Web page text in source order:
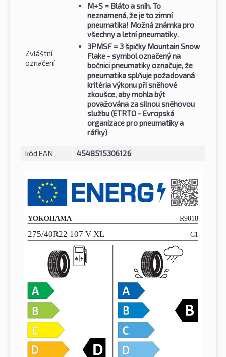
Zvláštní
označení
M+S = Bláto a sníh. To
neznamená, že je to zimní
pneumatika! Možná známka pro
všechny a letní pneumatiky.
3PMSF = 3 špičky Mountain Snow
Flake - symbol označený na
bočnici pneumatiky označuje, že
pneumatika splňuje požadovaná
kritéria výkonu při sněhové
zkoušce, aby mohla být
považována za silnou sněhovou
službu (ETRTO - Evropská
organizace pro pneumatiky a
ráfky)
kód EAN 4548515306126